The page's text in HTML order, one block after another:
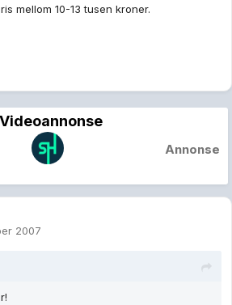
mellom 10-13 tusen kroner.
Videoannonse
Annonse
2007